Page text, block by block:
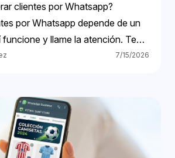
clientes por Whatsapp?
por Whatsapp depende de un
funcione y llame la atención. Te
7/15/2026